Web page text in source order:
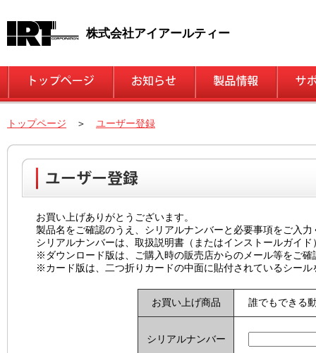
株式会社アイアールティー
トップページ ＞ ユーザー登録
お買い上げありがとうございます。
製品名をご確認のうえ、シリアルナンバーと必要事項をご入力
シリアルナンバーは、取扱説明書（またはインストールガイ
※ダウンロード版は、ご購入時の販売店からのメール等をご確
※カード版は、二つ折りカードの中面に貼付されているシール
お買い上げ商品 誰でもできる
シリアルナンバー